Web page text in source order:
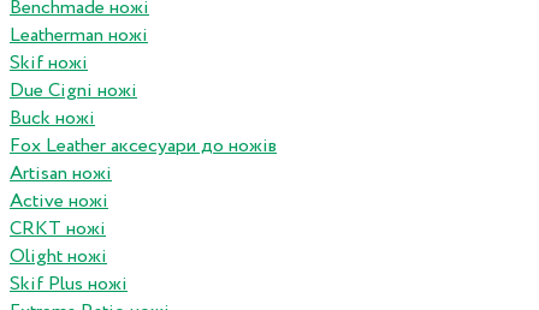
Benchmade ножі
Leatherman ножі
Skif ножі
Due Cigni ножі
Buck ножі
Fox Leather аксесуари до ножів
Artisan ножі
Active ножі
CRKT ножі
Olight ножі
Skif Plus ножі